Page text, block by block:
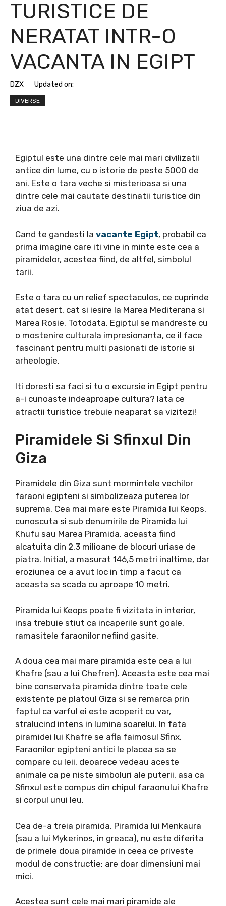
TURISTICE DE
NERATAT INTR-O
VACANTA IN EGIPT
DZX Updated on:
DIVERSE
Egiptul este una dintre cele mai mari civilizatii
antice din lume, cu o istorie de peste 5000 de
ani. Este o tara veche si misterioasa si una
dintre cele mai cautate destinatii turistice din
ziua de azi.
Cand te gandesti la vacante Egipt, probabil ca
prima imagine care iti vine in minte este cea a
piramidelor, acestea fiind, de altfel, simbolul
tarii.
Este o tara cu un relief spectaculos, ce cuprinde
atat desert, cat si iesire la Marea Mediterana si
Marea Rosie. Totodata, Egiptul se mandreste cu
o mostenire culturala impresionanta, ce il face
fascinant pentru multi pasionati de istorie si
arheologie.
Iti doresti sa faci si tu o excursie in Egipt pentru
a-i cunoaste indeaproape cultura? Iata ce
atractii turistice trebuie neaparat sa vizitezi!
​Piramidele Si Sfinxul Din
Giza
Piramidele din Giza sunt mormintele vechilor
faraoni egipteni si simbolizeaza puterea lor
suprema. Cea mai mare este Piramida lui Keops,
cunoscuta si sub denumirile de Piramida lui
Khufu sau Marea Piramida, aceasta fiind
alcatuita din 2,3 milioane de blocuri uriase de
piatra. Initial, a masurat 146,5 metri inaltime, dar
eroziunea ce a avut loc in timp a facut ca
aceasta sa scada cu aproape 10 metri.
Piramida lui Keops poate fi vizitata in interior,
insa trebuie stiut ca incaperile sunt goale,
ramasitele faraonilor nefiind gasite.
A doua cea mai mare piramida este cea a lui
Khafre (sau a lui Chefren). Aceasta este cea mai
bine conservata piramida dintre toate cele
existente pe platoul Giza si se remarca prin
faptul ca varful ei este acoperit cu var,
stralucind intens in lumina soarelui. In fata
piramidei lui Khafre se afla faimosul Sfinx.
Faraonilor egipteni antici le placea sa se
compare cu leii, deoarece vedeau aceste
animale ca pe niste simboluri ale puterii, asa ca
Sfinxul este compus din chipul faraonului Khafre
si corpul unui leu.
Cea de-a treia piramida, Piramida lui Menkaura
(sau a lui Mykerinos, in greaca), nu este diferita
de primele doua piramide in ceea ce priveste
modul de constructie; are doar dimensiuni mai
mici.
Acestea sunt cele mai mari piramide ale